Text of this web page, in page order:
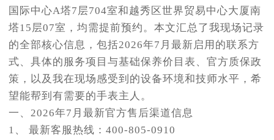
国际中心A塔7层704室和越秀区世界贸易中心大厦南
塔15层07室，均需提前预约。本文汇总了我现场记录
的全部核心信息，包括2026年7月最新启用的联系方
式、具体的服务项目与基础保养价目表、官方质保政
策，以及我在现场感受到的设备环境和技师水平，希
望能帮到有需要的手表主人。
一、2026年7月最新官方售后渠道信息
1、 最新客服热线：400-805-0910